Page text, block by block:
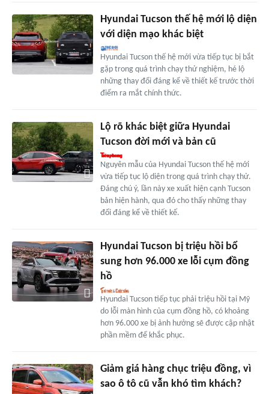
Hyundai Tucson thế hệ mới lộ diện
với diện mạo khác biệt
Hyundai Tucson thế hệ mới vừa tiếp tục bị bắt
gặp trong quá trình chạy thử nghiệm, hé lộ
những thay đổi đáng kể về thiết kế trước thời
điểm ra mắt chính thức.
Lộ rõ khác biệt giữa Hyundai
Tucson đời mới và bản cũ
Nguyên mẫu của Hyundai Tucson thế hệ mới
vừa tiếp tục lộ diện trong quá trình chạy thử.
Đáng chú ý, lần này xe xuất hiện cạnh Tucson
bản hiện hành, qua đó cho thấy những thay
đổi đáng kể về thiết kế.
Hyundai Tucson bị triệu hồi bổ
sung hơn 96.000 xe lỗi cụm đồng
hồ
Hyundai Tucson tiếp tục phải triệu hồi tại Mỹ
do lỗi màn hình của cụm đồng hồ, có khoảng
hơn 96.000 xe bị ảnh hưởng sẽ được cập nhật
phần mềm để khắc phục.
Giảm giá hàng chục triệu đồng, vì
sao ô tô cũ vẫn khó tìm khách?